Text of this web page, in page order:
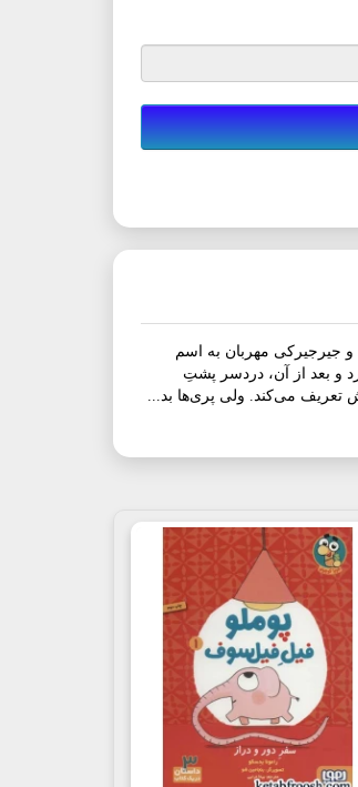
و جیرجیرکی مهربان به اسم
و بعد از آن، دردسر پشتِ
تعریف می‌کند. ولی پری‌ها بد...